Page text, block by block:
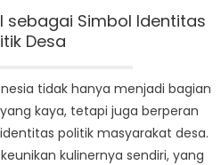
Desa
sebagai Simbol Identitas
Desa
tidak hanya menjadi bagian
kaya, tetapi juga berperan
politik masyarakat desa.
kulinernya sendiri, yang